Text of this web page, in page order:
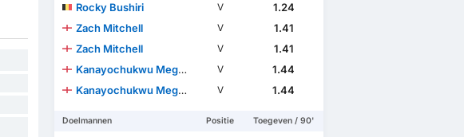
Rocky Bushiri
V
1.24
Zach Mitchell
V
1.41
Zach Mitchell
V
1.41
Kanayochukwu Megwa
V
1.44
Kanayochukwu Megwa
V 1.44
Doelmannen Positie Toegeven / 90'